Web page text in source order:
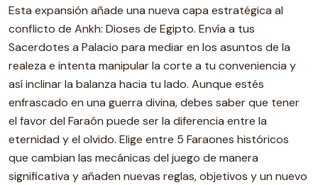
Esta expansión añade una nueva capa estratégica al
conflicto de Ankh: Dioses de Egipto. Envía a tus
Sacerdotes a Palacio para mediar en los asuntos de la
realeza e intenta manipular la corte a tu conveniencia y
así inclinar la balanza hacia tu lado. Aunque estés
enfrascado en una guerra divina, debes saber que tener
el favor del Faraón puede ser la diferencia entre la
eternidad y el olvido. Elige entre 5 Faraones históricos
que cambian las mecánicas del juego de manera
significativa y añaden nuevas reglas, objetivos y un nuevo